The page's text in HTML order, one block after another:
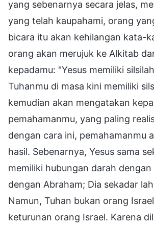
yang sebenarnya secara jelas,
yang telah kaupahami, orang
bicara itu akan kehilangan kata-
orang akan merujuk ke Alkitab
kepadamu: "Yesus memiliki
Tuhanmu di masa kini memiliki
kemudian akan mengatakan
pemahamanmu, yang paling
dengan cara ini, pemahamanmu
hasil. Sebenarnya, Yesus sama
memiliki hubungan darah dengan
dengan Abraham; Dia sekadar
Namun, Tuhan bukan orang
keturunan orang Israel. Karena